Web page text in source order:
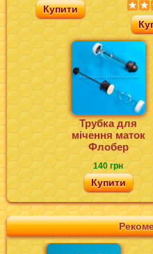
Купити
Трубка для
мічення маток
Флобер
140 грн
Купити